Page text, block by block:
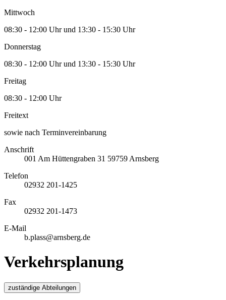
Mittwoch
08:30 - 12:00 Uhr und 13:30 - 15:30 Uhr
Donnerstag
08:30 - 12:00 Uhr und 13:30 - 15:30 Uhr
Freitag
08:30 - 12:00 Uhr
Freitext
sowie nach Terminvereinbarung
Anschrift
001 Am Hüttengraben 31 59759 Arnsberg
Telefon
02932 201-1425
Fax
02932 201-1473
E-Mail
b.plass@arnsberg.de
Verkehrsplanung
zuständige Abteilungen